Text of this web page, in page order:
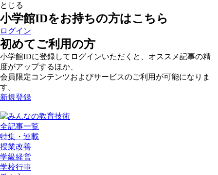
とじる
小学館IDをお持ちの方はこちら
ログイン
初めてご利用の方
小学館IDに登録してログインいただくと、オススメ記事の精
度がアップするほか、
会員限定コンテンツおよびサービスのご利用が可能になりま
す。
新規登録
全記事一覧
特集・連載
授業改善
学級経営
学校行事